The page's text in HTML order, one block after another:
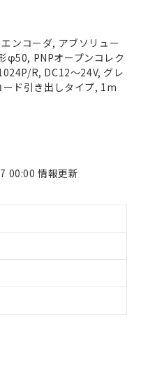
ンコーダ, アブソリュー
φ50, PNPオープンコレク
R, DC12～24V, グレ
ード引き出しタイプ, 1m
00:00 情報更新